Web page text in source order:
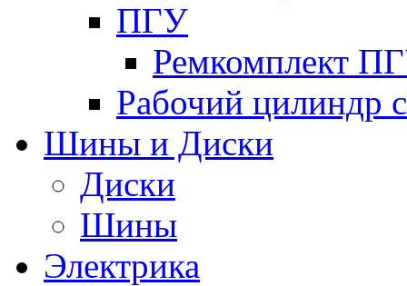
ПГУ
Ремкомплект
Рабочий цилиндр
Шины и Диски
Диски
Шины
Электрика